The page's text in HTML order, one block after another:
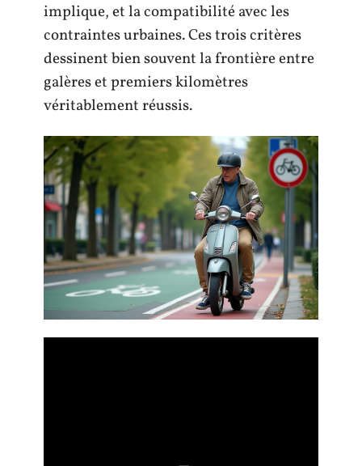
implique, et la compatibilité avec les
contraintes urbaines. Ces trois critères
dessinent bien souvent la frontière entre
galères et premiers kilomètres
véritablement réussis.